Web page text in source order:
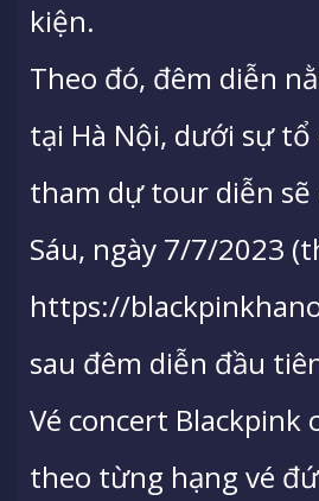
kiện.
Theo đó, đêm diễn
tại Hà Nội, dưới sự
tham dự tour diễn
Sáu, ngày 7/7/2023
https://
sau đêm diễn đầu
Vé concert Blackpink
theo từng hạng vé